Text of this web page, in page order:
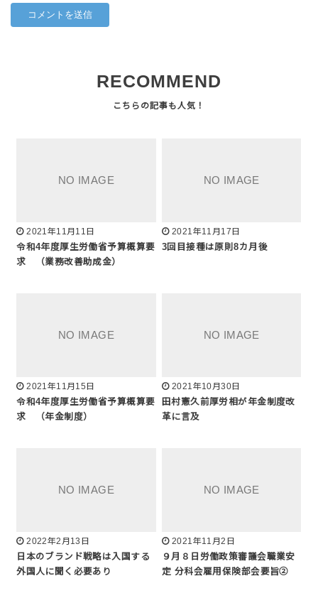
RECOMMEND
2021年11月11日
令和4年度厚生労働省予算概算要
求 （業務改善助成金）
2021年11月17日
3回目接種は原則8カ月後
2021年11月15日
令和4年度厚生労働省予算概算要
求 （年金制度）
2021年10月30日
田村憲久前厚労相が年金制度改
革に言及
2022年2月13日
日本のブランド戦略は入国する
外国人に聞く必要あり
2021年11月2日
９月８日労働政策審議会職業安
定 分科会雇用保険部会要旨②